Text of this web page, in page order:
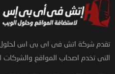
تقدم شركة اتش فى اى بى اس لحلول
التى تخدم اصحاب المواقع والشركات